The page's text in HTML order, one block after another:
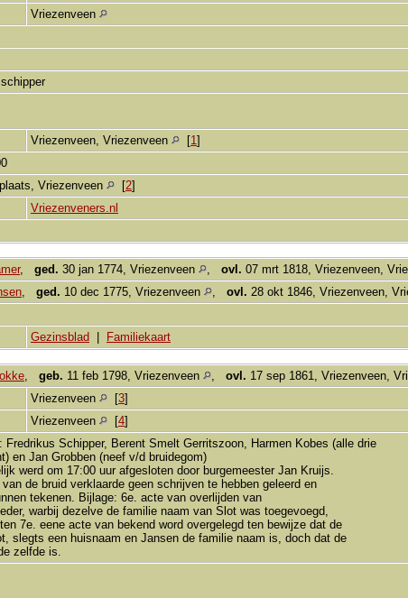
Vriezenveen
Vriezenveen, Vriezenveen [1]
Vriezenveen [2]
Vriezenveners.nl
, ged. 30 jan 1774, Vriezenveen , ovl. 07 mrt 1818, Vriezenveen,
, ged. 10 dec 1775, Vriezenveen , ovl. 28 okt 1846, Vriezenveen,
Gezinsblad Familiekaart
, geb. 11 feb 1798, Vriezenveen , ovl. 17 sep 1861, Vriezenveen,
Vriezenveen [3]
Vriezenveen [4]
Fredrikus Schipper, Berent Smelt Gerritszoon, Harmen Kobes (alle drie
en Jan Grobben (neef v/d bruidegom)
werd om 17:00 uur afgesloten door burgemeester Jan Kruijs.
van de bruid verklaarde geen schrijven te hebben geleerd en
tekenen. Bijlage: 6e. acte van overlijden van
warbij dezelve de familie naam van Slot was toegevoegd,
7e. eene acte van bekend word overgelegd ten bewijze dat de
slegts een huisnaam en Jansen de familie naam is, doch dat de
zelfde is.